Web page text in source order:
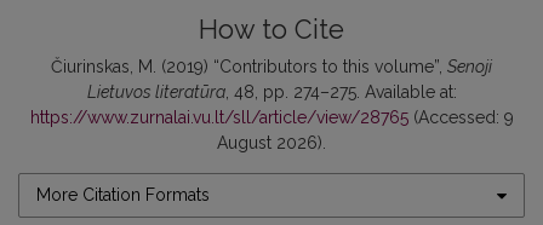
How to Cite
Čiurinskas, M. (2019) “Contributors to this volume”, Senoji
Lietuvos literatūra, 48, pp. 274–275. Available at:
https://www.zurnalai.vu.lt/sll/article/view/28765(Accessed: 9
August 2026).
More Citation Formats